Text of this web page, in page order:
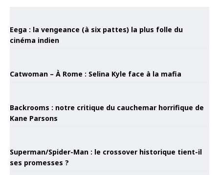
Eega : la vengeance (à six pattes) la plus folle du
cinéma indien
Catwoman – À Rome : Selina Kyle face à la mafia
Backrooms : notre critique du cauchemar horrifique de
Kane Parsons
Superman/Spider-Man : le crossover historique tient-il
ses promesses ?